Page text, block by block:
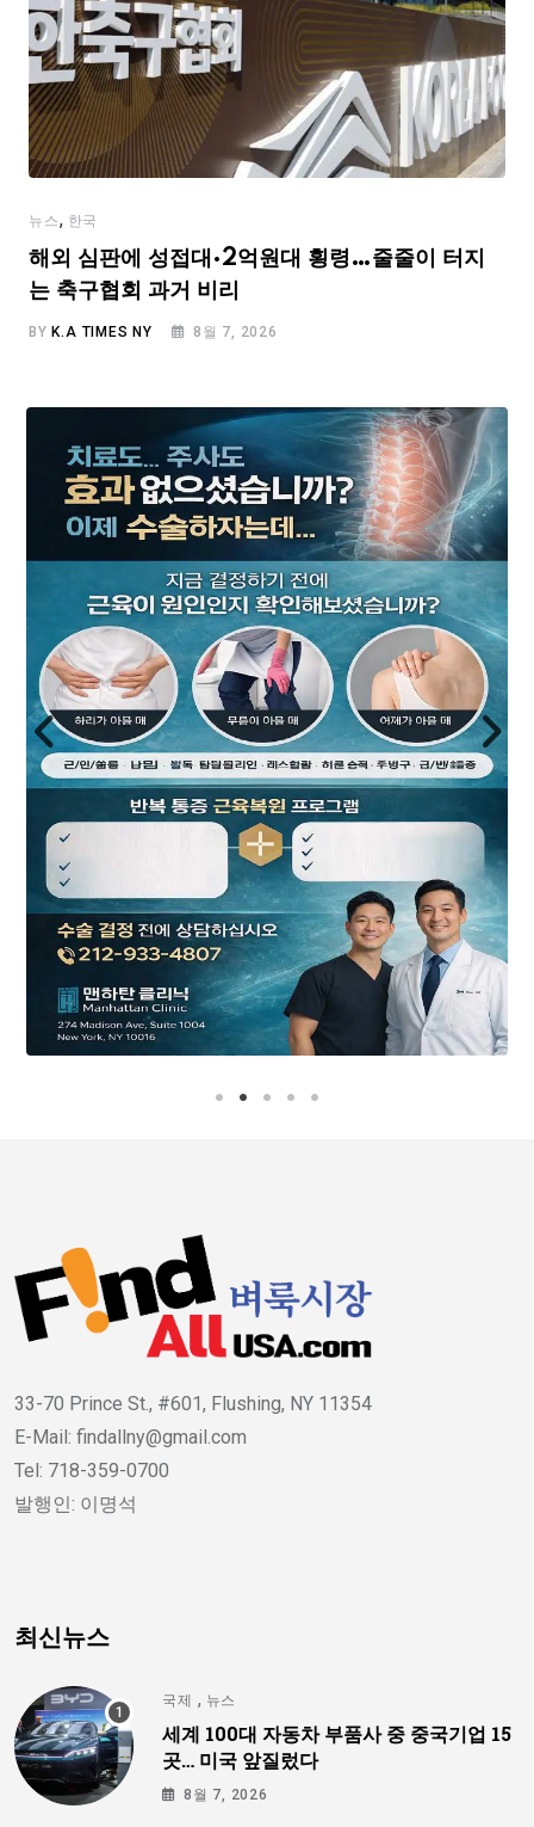
뉴스, 한국
해외 심판에 성접대·2억원대 횡령…줄줄이 터지
는 축구협회 과거 비리
BY K.A TIMES NY 8월 7, 2026
33-70 Prince St., #601, Flushing, NY 11354
E-Mail: findallny@gmail.com
Tel: 718-359-0700
발행인: 이명석
최신뉴스
국제 , 뉴스
세계 100대 자동차 부품사 중 중국기업 15
곳… 미국 앞질렀다
8월 7, 2026